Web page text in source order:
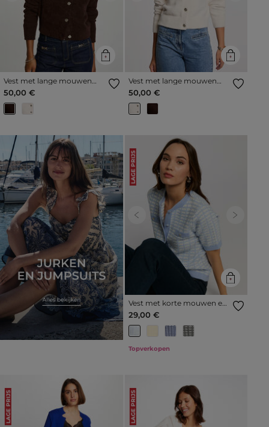
Vest met lange mouwen
donker bruin vrouw
50,00 €
Vest met lange mouwen
ivoor vrouw
50,00 €
LAGE PRIJS
Previous Next
Vest met korte mouwen en
print hemelsblauw vrouw
29,00 €
Topverkopen
LAGE PRIJS LAGE PRIJS